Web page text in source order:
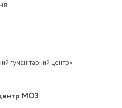
гуманітарний центр»
центр МОЗ